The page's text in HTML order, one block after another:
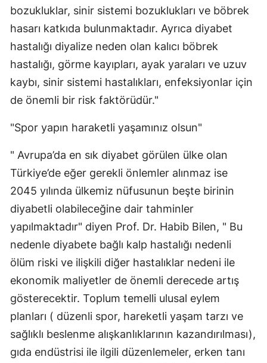
bozukluklar, sinir sistemi bozuklukları ve böbrek
hasarı katkıda bulunmaktadır. Ayrıca diyabet
hastalığı diyalize neden olan kalıcı böbrek
hastalığı, görme kayıpları, ayak yaraları ve uzuv
kaybı, sinir sistemi hastalıkları, enfeksiyonlar için
de önemli bir risk faktörüdür."
"Spor yapın haraketli yaşamınız olsun"
" Avrupa’da en sık diyabet görülen ülke olan
Türkiye’de eğer gerekli önlemler alınmaz ise
2045 yılında ülkemiz nüfusunun beşte birinin
diyabetli olabileceğine dair tahminler
yapılmaktadır" diyen Prof. Dr. Habib Bilen, " Bu
nedenle diyabete bağlı kalp hastalığı nedenli
ölüm riski ve ilişkili diğer hastalıklar nedeni ile
ekonomik maliyetler de önemli derecede artış
gösterecektir. Toplum temelli ulusal eylem
planları ( düzenli spor, hareketli yaşam tarzı ve
sağlıklı beslenme alışkanlıklarının kazandırılması),
gıda endüstrisi ile ilgili düzenlemeler, erken tanı